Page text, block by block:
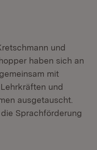
und
haben sich an
mit
und
ausgetauscht.
Sprachförderung